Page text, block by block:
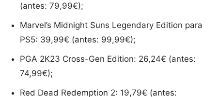
(antes: 79,99€);
Marvel’s Midnight Suns Legendary Edition para
PS5: 39,99€ (antes: 99,99€);
PGA 2K23 Cross-Gen Edition: 26,24€ (antes:
74,99€);
Red Dead Redemption 2: 19,79€ (antes: